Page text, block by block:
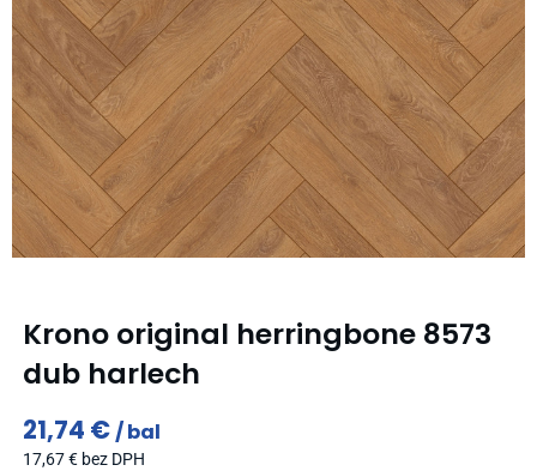
Krono original herringbone 8573
dub harlech
21,74 € bal
17,67€ bez DPH